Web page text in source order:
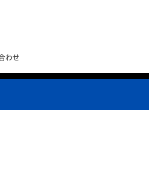
わせ